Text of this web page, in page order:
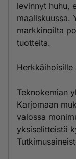
levinnyt huhu,
maaliskuussa.
markkinoilta
tuotteita.
Teknokemian
Karjomaan
valossa
yksiselitteistä